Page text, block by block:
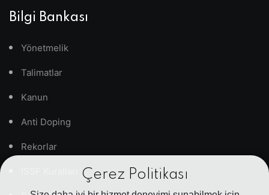
Çerez Politikası
Bilgi Bankası
Yönetmelik
Talimatlar
Kanun
Anti Doping
Rekorlar